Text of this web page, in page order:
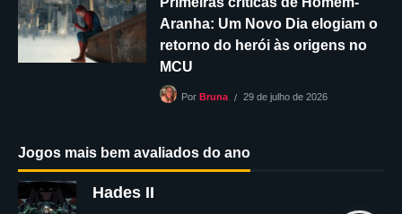
Aranha: Um Novo Dia elogiam o
retorno do herói às origens no
MCU
Por Bruna 29 de julho de 2026
Jogos mais bem avaliados do ano
Hades II